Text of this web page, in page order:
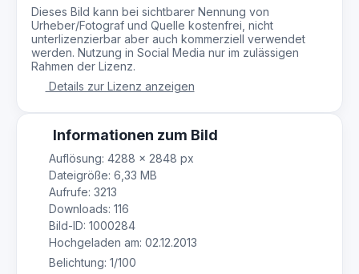
Dieses Bild kann bei sichtbarer Nennung von
Urheber/Fotograf und Quelle kostenfrei, nicht
unterlizenzierbar aber auch kommerziell verwendet
werden. Nutzung in Social Media nur im zulässigen
Rahmen der Lizenz.
Details zur Lizenz anzeigen
Informationen zum Bild
Auflösung: 4288 × 2848 px
Dateigröße: 6,33 MB
Aufrufe: 3213
Downloads: 116
Bild-ID: 1000284
Hochgeladen am: 02.12.2013
Belichtung: 1/100